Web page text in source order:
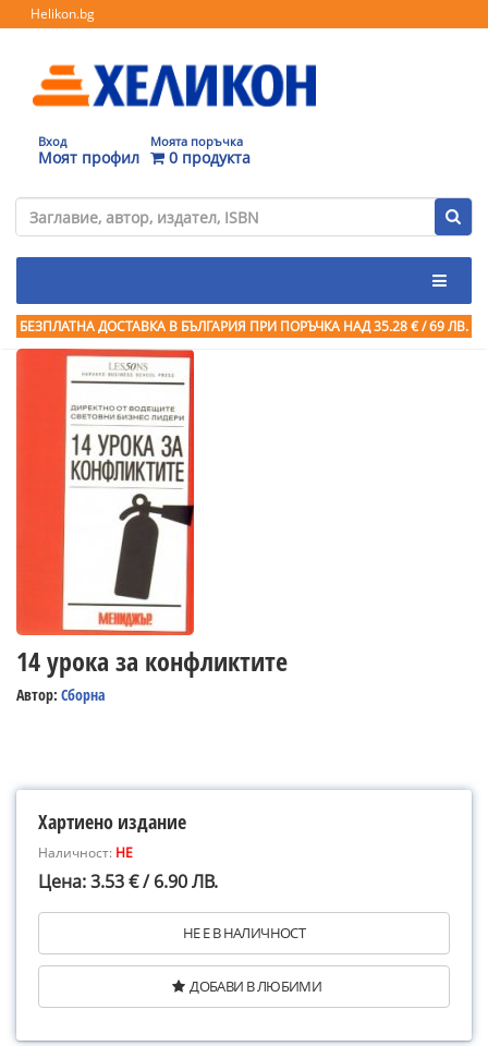
Helikon.bg
Вход
Моят профил
Моята поръчка
0 продукта
БЕЗПЛАТНА ДОСТАВКА В БЪЛГАРИЯ ПРИ ПОРЪЧКА НАД 35.28 € / 69 ЛВ.
14 урока за конфликтите
Автор: Сборна
Хартиено издание
Наличност: НЕ
Цена: 3.53 € / 6.90 ЛВ.
НЕ Е В НАЛИЧНОСТ
ДОБАВИ В ЛЮБИМИ